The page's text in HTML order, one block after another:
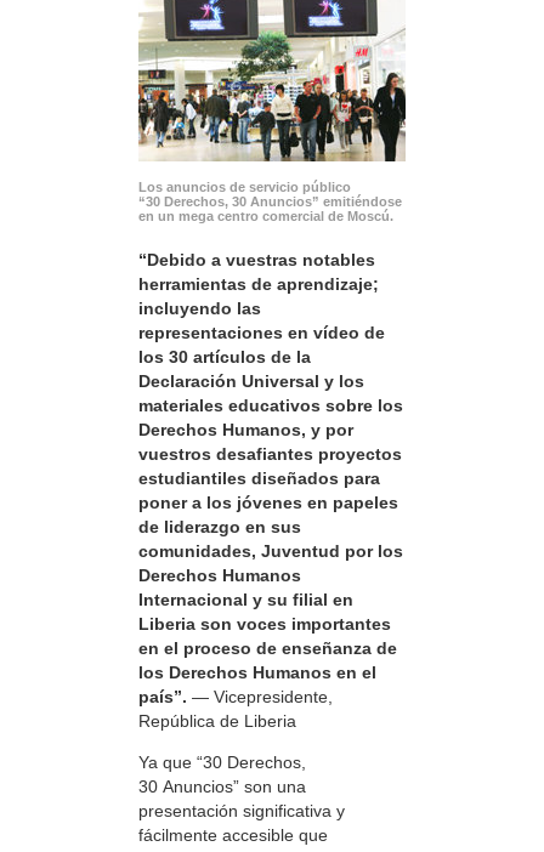
Los anuncios de servicio público
“30 Derechos, 30 Anuncios” emitiéndose
en un mega centro comercial de Moscú.
“Debido a vuestras notables
herramientas de aprendizaje;
incluyendo las
representaciones en vídeo de
los 30 artículos de la
Declaración Universal y los
materiales educativos sobre los
Derechos Humanos, y por
vuestros desafiantes proyectos
estudiantiles diseñados para
poner a los jóvenes en papeles
de liderazgo en sus
comunidades, Juventud por los
Derechos Humanos
Internacional y su filial en
Liberia son voces importantes
en el proceso de enseñanza de
los Derechos Humanos en el
país”. — Vicepresidente,
República de Liberia
Ya que “30 Derechos,
30 Anuncios” son una
presentación significativa y
fácilmente accesible que